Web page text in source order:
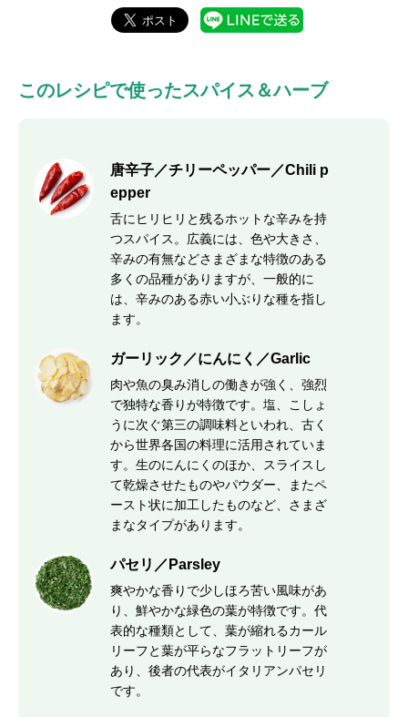
このレシピで使ったスパイス＆ハーブ
唐辛子／チリーペッパー／Chili p
epper
舌にヒリヒリと残るホットな辛みを持
つスパイス。広義には、色や大きさ、
辛みの有無などさまざまな特徴のある
多くの品種がありますが、一般的に
は、辛みのある赤い小ぶりな種を指し
ます。
ガーリック／にんにく／Garlic
肉や魚の臭み消しの働きが強く、強烈
で独特な香りが特徴です。塩、こしょ
うに次ぐ第三の調味料といわれ、古く
から世界各国の料理に活用されていま
す。生のにんにくのほか、スライスし
て乾燥させたものやパウダー、またペ
ースト状に加工したものなど、さまざ
まなタイプがあります。
パセリ／Parsley
爽やかな香りで少しほろ苦い風味があ
り、鮮やかな緑色の葉が特徴です。代
表的な種類として、葉が縮れるカール
リーフと葉が平らなフラットリーフが
あり、後者の代表がイタリアンパセリ
です。